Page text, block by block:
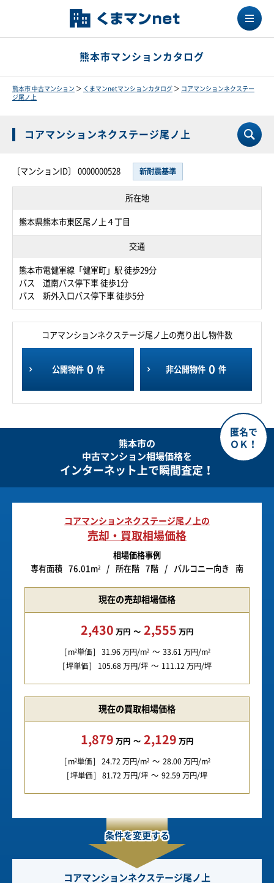
熊本市マンションカタログ
熊本市 中古マンション ＞ くまマンnetマンションカタログ ＞ コアマンションネクステー
ジ尾ノ上
コアマンションネクステージ尾ノ上
〔マンションID〕 0000000528 新耐震基準
所在地
熊本県熊本市東区尾ノ上４丁目
交通
熊本市電健軍線「健軍町」駅 徒歩29分
バス 道南バス停下車 徒歩1分
バス 新外入口バス停下車 徒歩5分
コアマンションネクステージ尾ノ上の売り出し物件数
公開物件 0 件 非公開物件 0 件
熊本市の
中古マンション相場価格を
インターネット上で瞬間査定！
コアマンションネクステージ尾ノ上の
売却・買取相場価格
相場価格事例
専有面積
76.01m2 所在階 7階 バルコニー向き 南
現在の売却相場価格
2,430 万円 2,555 万円
m2単価 31.96 万円/m2 33.61 万円/m2
坪単価 105.68 万円/坪 111.12 万円/坪
現在の買取相場価格
1,879 万円 2,129 万円
m2単価 24.72 万円/m2 28.00 万円/m2
坪単価 81.72 万円/坪 92.59 万円/坪
条件を変更する
コアマンションネクステージ尾ノ上